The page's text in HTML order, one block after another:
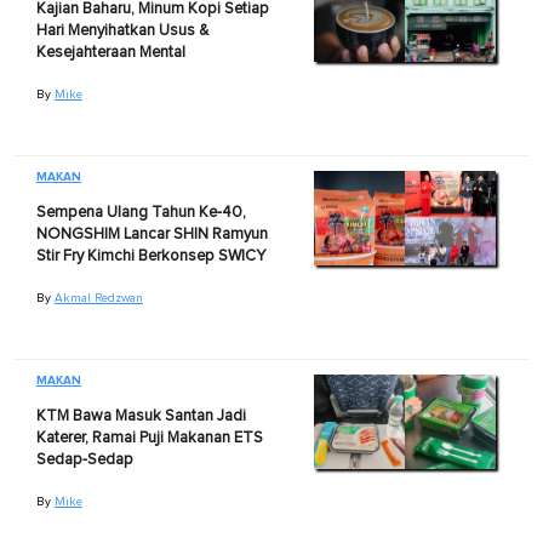
Kajian Baharu, Minum Kopi Setiap
Hari Menyihatkan Usus &
Kesejahteraan Mental
By Mike
MAKAN
Sempena Ulang Tahun Ke-40,
NONGSHIM Lancar SHIN Ramyun
Stir Fry Kimchi Berkonsep SWICY
By Akmal Redzwan
MAKAN
KTM Bawa Masuk Santan Jadi
Katerer, Ramai Puji Makanan ETS
Sedap-Sedap
By Mike